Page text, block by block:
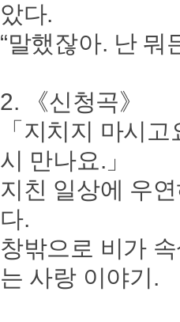
았다.
“말했잖아. 난 뭐
2. 《신청곡》
「지치지 마시
시 만나요.」
지친 일상에 우
다.
창밖으로 비가
는 사랑 이야기.